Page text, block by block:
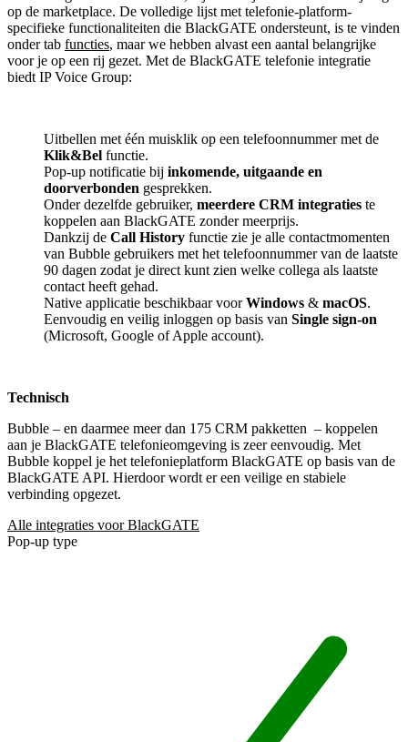
op de marketplace. De volledige lijst met telefonie-platform-
specifieke functionaliteiten die BlackGATE ondersteunt, is te vinden
onder tab functies, maar we hebben alvast een aantal belangrijke
voor je op een rij gezet. Met de BlackGATE telefonie integratie
biedt IP Voice Group:
Uitbellen met één muisklik op een telefoonnummer met de
Klik&Bel functie.
Pop-up notificatie bij inkomende, uitgaande en
doorverbonden gesprekken.
Onder dezelfde gebruiker, meerdere CRM integraties te
koppelen aan BlackGATE zonder meerprijs.
Dankzij de Call History functie zie je alle contactmomenten
van Bubble gebruikers met het telefoonnummer van de laatste
90 dagen zodat je direct kunt zien welke collega als laatste
contact heeft gehad.
Native applicatie beschikbaar voorWindows & macOS.
Eenvoudig en veilig inloggen op basis van Single sign-on
(Microsoft, Google of Apple account).
Technisch
Bubble – en daarmee meer dan 175 CRM pakketten – koppelen
aan je BlackGATE telefonieomgeving is zeer eenvoudig. Met
Bubble koppel je het telefonieplatform BlackGATE op basis van de
BlackGATE API. Hierdoor wordt er een veilige en stabiele
verbinding opgezet.
Alle integraties voor BlackGATE
Pop-up type